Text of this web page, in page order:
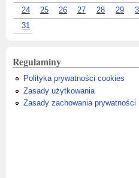
24
25 26 27 28 29
31
Regulaminy
Polityka prywatności cookies
Zasady użytkowania
Zasady zachowania prywatności